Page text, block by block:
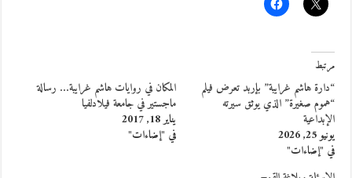
مرتبط
“دارة هاشم غرايبة” بإربد تعرض فيلم
“هموم صغيرة” الذي يوثق سيرته
الإبداعية
يونيو 25, 2026
في "إضاءات"
المكان في روايات هاشم غرايبة… رسالة
ماجستير في جامعة فيلادلفيا
يناير 18, 2017
في "إضاءات"